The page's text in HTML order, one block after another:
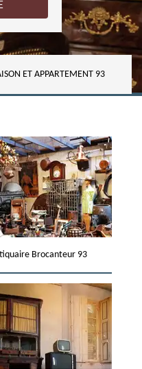
ET APPARTEMENT 93
Brocanteur 93